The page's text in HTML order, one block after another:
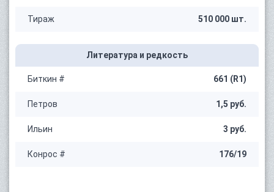
Тираж 510 000 шт.
Литература и редкость
Биткин # 661 (R1)
Петров 1,5 руб.
Ильин 3 руб.
Конрос # 176/19